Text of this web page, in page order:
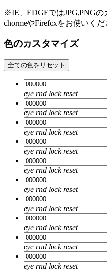
※IE、EDGEではJPG,PNGの
chormeやFirefoxをお使いくだ
色のカスタマイズ
全ての色をリセット
eye rnd lock reset
eye rnd lock reset
eye rnd lock reset
eye rnd lock reset
eye rnd lock reset
eye rnd lock reset
eye rnd lock reset
eye rnd lock reset
eye rnd lock reset
eye rnd lock reset